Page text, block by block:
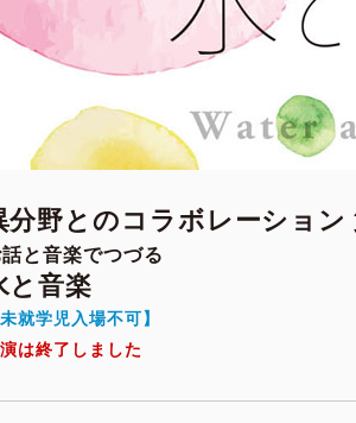
分野とのコラボレーション
話と音楽でつづる
と音楽
未就学児入場不可】
は終了しました